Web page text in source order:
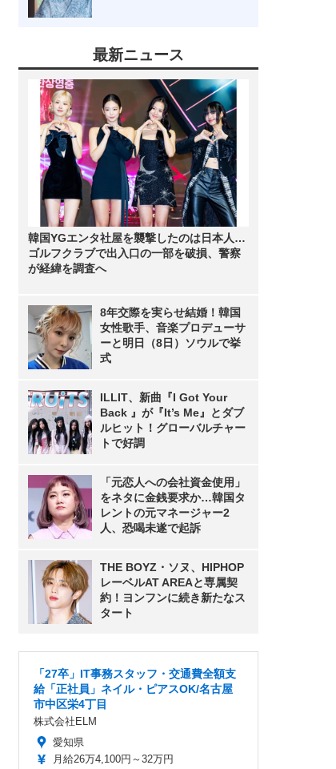
最新ニュース
韓国YGエンタ社屋を襲撃したのは日本人…
ゴルフクラブで出入口の一部を破損、警察
が経緯を調査へ
8年交際を実らせ結婚！韓国
女性歌手、音楽プロデューサ
ーと明日（8日）ソウルで挙
式
ILLIT、新曲『I Got Your
Back 』が『It’s Me』とダブ
ルヒット！グローバルチャー
トで好調
「元恋人への会社資金使用」
をネタに金銭要求か…韓国タ
レントの元マネージャー2
人、恐喝未遂で起訴
THE BOYZ・ソヌ、HIPHOP
レーベルAT AREAと専属契
約！ヨンフンに続き新たなス
タート
「27卒」IT事務スタッフ・交通費全額支
給「正社員」ネイル・ピアスOK/名古屋
市中区栄4丁目
株式会社ELM
愛知県
月給26万4,100円～32万円